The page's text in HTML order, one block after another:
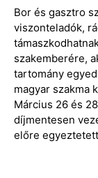
Bor és gasztro
viszonteladók,
szakemberére,
tartomány
magyar szakma
Március 26 és
díjmentesen
előre